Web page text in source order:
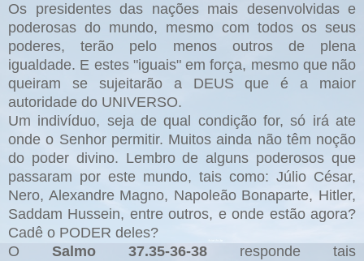
Os presidentes das nações mais desenvolvidas e
poderosas do mundo, mesmo com todos os seus
poderes, terão pelo menos outros de plena
igualdade. E estes "iguais" em força, mesmo que não
queiram se sujeitarão a DEUS que é a maior
autoridade do UNIVERSO.
Um indivíduo, seja de qual condição for, só irá ate
onde o Senhor permitir. Muitos ainda não têm noção
do poder divino. Lembro de alguns poderosos que
passaram por este mundo, tais como: Júlio César,
Nero, Alexandre Magno, Napoleão Bonaparte, Hitler,
Saddam Hussein, entre outros, e onde estão agora?
Cadê o PODER deles?
O Salmo 37.35-36-38 responde tais